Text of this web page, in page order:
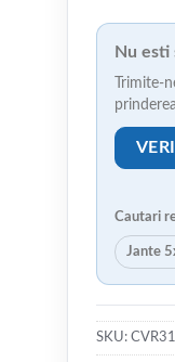
Nu esti
Trimite-
Cautari
Jante
SKU: